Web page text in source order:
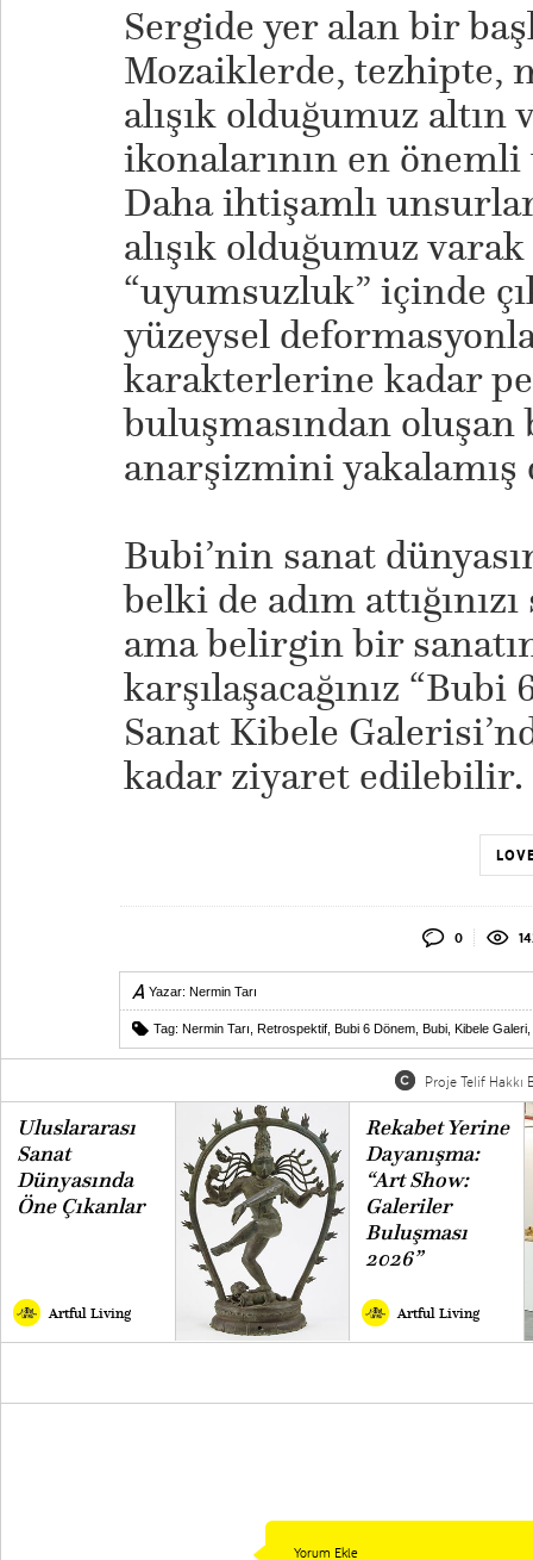
Sergide yer alan bir
Mozaiklerde, tezhipte,
alışık olduğumuz altın
ikonalarının en
Daha ihtişamlı
alışık olduğumuz
“uyumsuzluk” içinde
yüzeysel
karakterlerine kadar
buluşmasından
anarşizmini yakalamış
Bubi’nin sanat
belki de adım
ama belirgin bir
karşılaşacağınız
Sanat Kibele
kadar ziyaret edilebilir.
0
Yazar: Nermin Tarı
Tag: Nermin Tarı Retrospektif Bubi 6 Dönem Bubi Kibele Galeri
Proje Telif Hakkı
Uluslararası
Sanat
Dünyasında
Öne Çıkanlar
Artful Living
Rekabet Yerine
Dayanışma:
“Art Show:
Galeriler
Buluşması
2026”
Artful Living